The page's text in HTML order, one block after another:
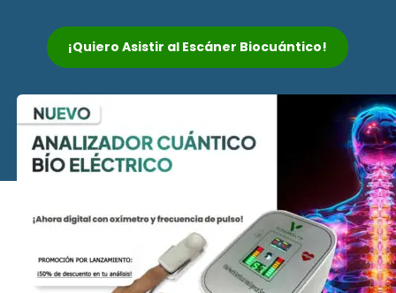
¡Quiero Asistir al Escáner Biocuántico!